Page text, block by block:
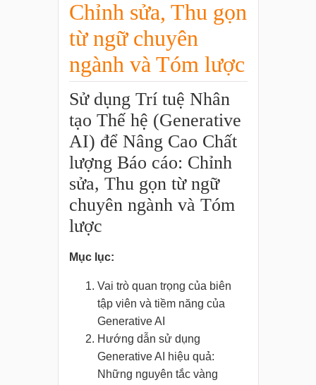
Chỉnh sửa, Thu gọn
từ ngữ chuyên
ngành và Tóm lược
Sử dụng Trí tuệ Nhân
tạo Thế hệ (Generative
AI) để Nâng Cao Chất
lượng Báo cáo: Chỉnh
sửa, Thu gọn từ ngữ
chuyên ngành và Tóm
lược
Mục lục:
Vai trò quan trọng của biên
tập viên và tiềm năng của
Generative AI
Hướng dẫn sử dụng
Generative AI hiệu quả:
Những nguyên tắc vàng